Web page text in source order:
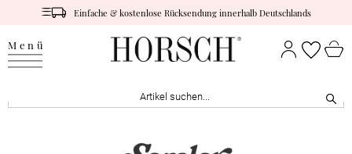
Einfache & kostenlose Rücksendung innerhalb Deutschlands
Menü